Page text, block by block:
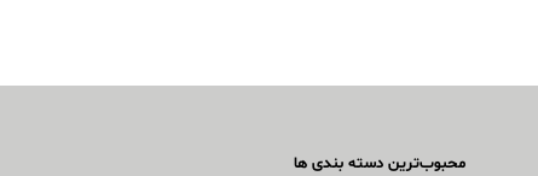
محبوب‌ترین دسته بندی ها